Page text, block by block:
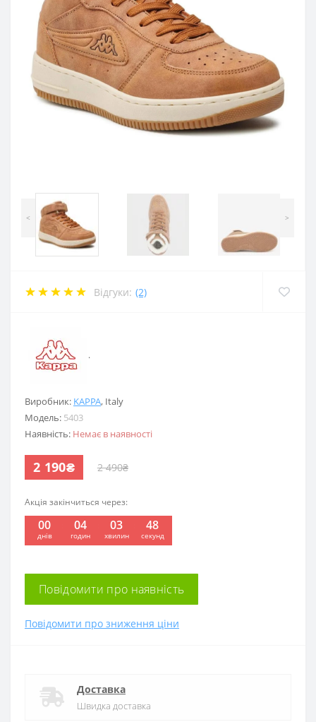
< >
Відгуки: (2)
Виробник: KAPPA, Italy
Модель: 5403
Наявність: Немає в наявності
2 190₴ 2 490₴
Акція закінчиться через:
00
днів
04
годин
03
хвилин
47
секунд
Повідомити про наявність
Повідомити про зниження ціни
.
Доставка
Швидка доставка